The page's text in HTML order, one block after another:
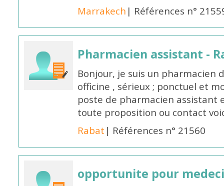
Marrakech | Références n°
Pharmacien assistant -
Bonjour, je suis un pharmacien
officine , sérieux ; ponctuel et
poste de pharmacien
toute proposition ou contact
Rabat | Références n° 21560
opportunite pour